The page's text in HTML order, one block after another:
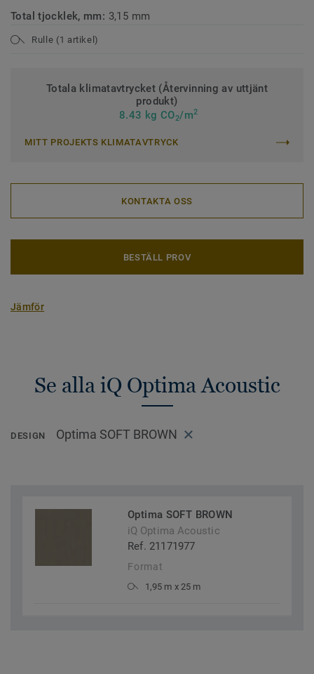
Total tjocklek, mm: 3,15 mm
Rulle (1 artikel)
Totala klimatavtrycket (Återvinning av uttjänt
produkt)
8.43 kg CO2/m2
MITT PROJEKTS KLIMATAVTRYCK
KONTAKTA OSS
BESTÄLL PROV
Jämför
Se alla iQ Optima Acoustic
DESIGN Optima SOFT BROWN
Optima SOFT BROWN
iQ Optima Acoustic
Ref. 21171977
Format
1,95 m x 25 m